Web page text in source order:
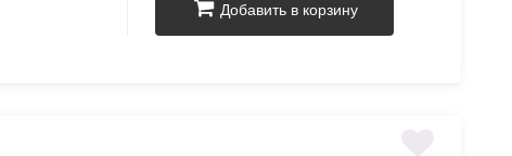
Добавить в корзину